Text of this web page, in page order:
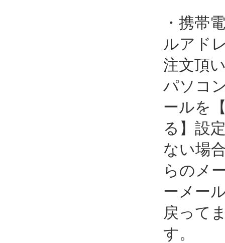
・携帯
ルアド
注文頂
パソコ
ールを
る】設
ない場
らのメ
ーメー
戻って
す。